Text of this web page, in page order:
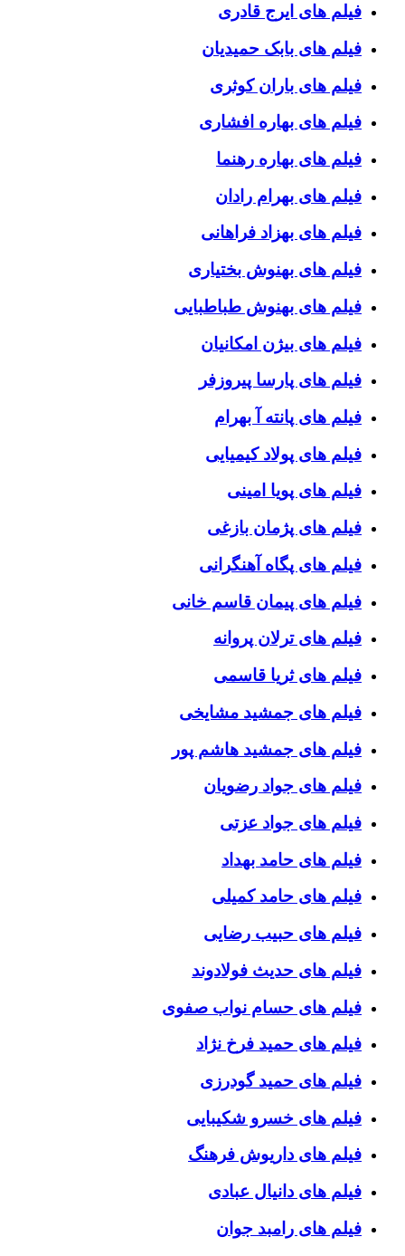
فیلم های ایرج قادری
فیلم های بابک حمیدیان
فیلم های باران کوثری
فیلم های بهاره افشاری
فیلم های بهاره رهنما
فیلم های بهرام رادان
فیلم های بهزاد فراهانی
فیلم های بهنوش بختیاری
فیلم های بهنوش طباطبایی
فیلم های بیژن امکانیان
فیلم های پارسا پیروزفر
فیلم های پانته آ بهرام
فیلم های پولاد کیمیایی
فیلم های پویا امینی
فیلم های پژمان بازغی
فیلم های پگاه آهنگرانی
فیلم های پیمان قاسم خانی
فیلم های ترلان پروانه
فیلم های ثریا قاسمی
فیلم های جمشید مشایخی
فیلم های جمشید هاشم پور
فیلم های جواد رضویان
فیلم های جواد عزتی
فیلم های حامد بهداد
فیلم های حامد کمیلی
فیلم های حبیب رضایی
فیلم های حدیث فولادوند
فیلم های حسام نواب صفوی
فیلم های حمید فرخ نژاد
فیلم های حمید گودرزی
فیلم های خسرو شکیبایی
فیلم های داریوش فرهنگ
فیلم های دانیال عبادی
فیلم های رامبد جوان